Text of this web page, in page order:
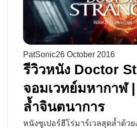
PatSonic26 October 2016
รีวิวหนัง Doctor
จอมเวทย์มหากาฬ
ล้ำจินตนาการ
หนังซูเปอร์ฮีโร่มาร์เวลสุดล้ำด้ว